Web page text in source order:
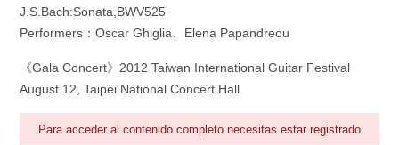
Área personal
J.S.Bach:Sonata,BWV525
Performers：Oscar Ghiglia、Elena Papandreou
《Gala Concert》2012 Taiwan International Guitar Festival
August 12, Taipei National Concert Hall
Para acceder al contenido completo necesitas estar registrado